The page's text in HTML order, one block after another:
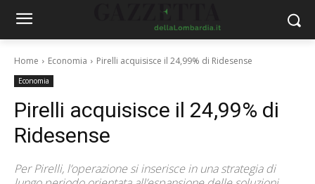
Home Economia Pirelli acquisisce il 24,99% di Ridesense
Economia
Pirelli acquisisce il 24,99% di
Ridesense
Per Pirelli, l’operazione si inserisce in una strategia di